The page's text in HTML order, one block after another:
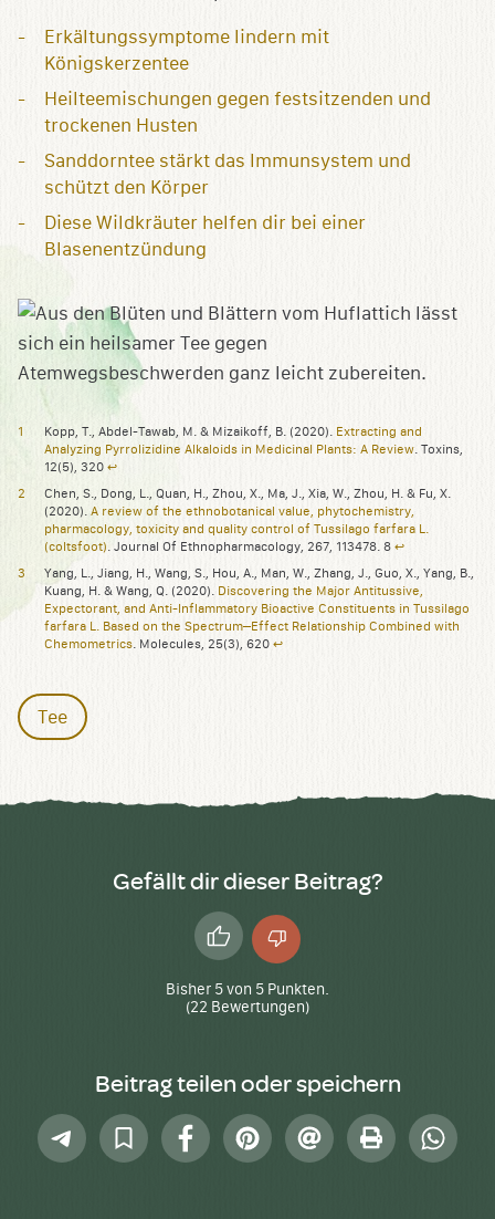
Erkältungssymptome lindern mit
Königskerzentee
Heilteemischungen gegen festsitzenden und
trockenen Husten
Sanddorntee stärkt das Immunsystem und
schützt den Körper
Diese Wildkräuter helfen dir bei einer
Blasenentzündung
Kopp, T., Abdel-Tawab, M. & Mizaikoff, B. (2020). Extracting and
Analyzing Pyrrolizidine Alkaloids in Medicinal Plants: A Review. Toxins,
12(5), 320 ↩︎
Chen, S., Dong, L., Quan, H., Zhou, X., Ma, J., Xia, W., Zhou, H. & Fu, X.
(2020). A review of the ethnobotanical value, phytochemistry,
pharmacology, toxicity and quality control of Tussilago farfara L.
(coltsfoot). Journal Of Ethnopharmacology, 267, 113478. 8 ↩︎
Yang, L., Jiang, H., Wang, S., Hou, A., Man, W., Zhang, J., Guo, X., Yang, B.,
Kuang, H. & Wang, Q. (2020). Discovering the Major Antitussive,
Expectorant, and Anti-Inflammatory Bioactive Constituents in Tussilago
farfara L. Based on the Spectrum–Effect Relationship Combined with
Chemometrics. Molecules, 25(3), 620 ↩︎
Tee
Gefällt dir dieser Beitrag?
Daumen
hoch
Daumen
runter
Bisher 5von 5 Punkten.
(22 Bewertungen)
Beitrag teilen oder speichern
Telegram
In
Sammlung
FacebookPinterest
E-
Mail
Drucken